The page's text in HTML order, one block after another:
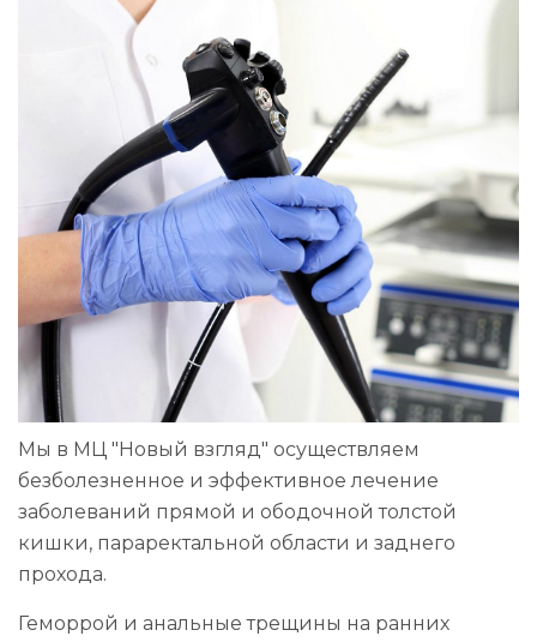
Мы в МЦ "Новый взгляд" осуществляем
безболезненное и эффективное лечение
заболеваний прямой и ободочной толстой
кишки, параректальной области и заднего
прохода.
Геморрой и анальные трещины на ранних